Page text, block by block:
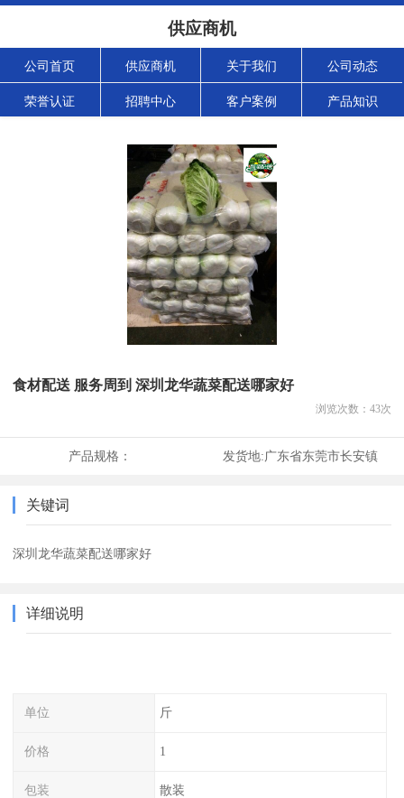
供应商机
公司首页 供应商机 关于我们 公司动态
荣誉认证 招聘中心 客户案例 产品知识
食材配送 服务周到 深圳龙华蔬菜配送哪家好
浏览次数： 43次
产品规格： 发货地:广东省东莞市长安镇
关键词
深圳龙华蔬菜配送哪家好
详细说明
单位 斤
价格 1
包装 散装